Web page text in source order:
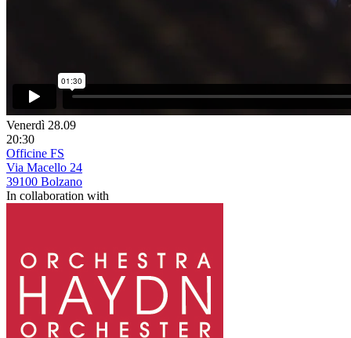
Venerdì 28.09
20:30
Officine FS
Via Macello 24
39100 Bolzano
In collaboration with